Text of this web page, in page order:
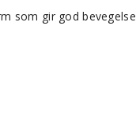
som gir god